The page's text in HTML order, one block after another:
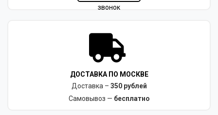
звонок
ДОСТАВКА ПО МОСКВЕ
Доставка – 350 рублей
Самовывоз — бесплатно